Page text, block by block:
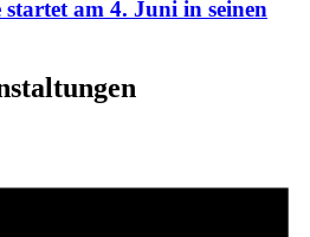
am 4. Juni in seinen